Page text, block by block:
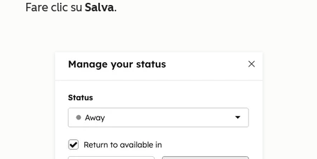
Fare clic su Salva.